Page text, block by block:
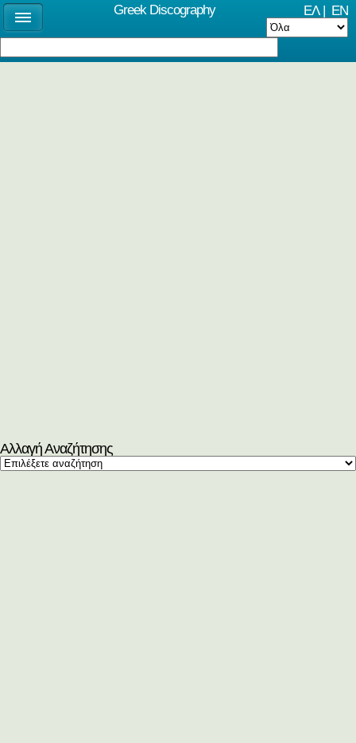
ΕΛ| EN
Αλλαγή Αναζήτησης
Greek Discography